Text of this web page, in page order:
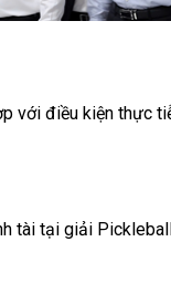
với điều kiện thực
tài tại giải